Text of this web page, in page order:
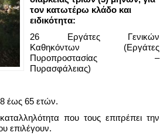
τον κατωτέρω κλάδο και
ειδικότητα:
26 Εργάτες Γενικών
Καθηκόντων (Εργάτες
Πυροπροστασίας –
Πυρασφάλειας)
έως 65 ετών.
που τους επιτρέπει την
επιλέγουν.